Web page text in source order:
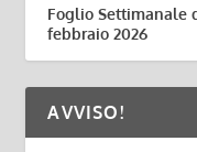
Foglio Settimanale
febbraio 2026
AVVISO!